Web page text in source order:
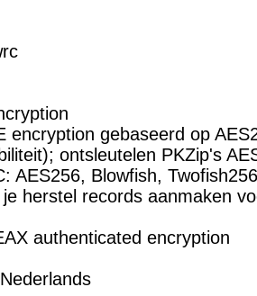
encryption gebaseerd op
ontsleutelen PKZip's
AES256, Blowfish,
herstel records aanmaken
authenticated encryption